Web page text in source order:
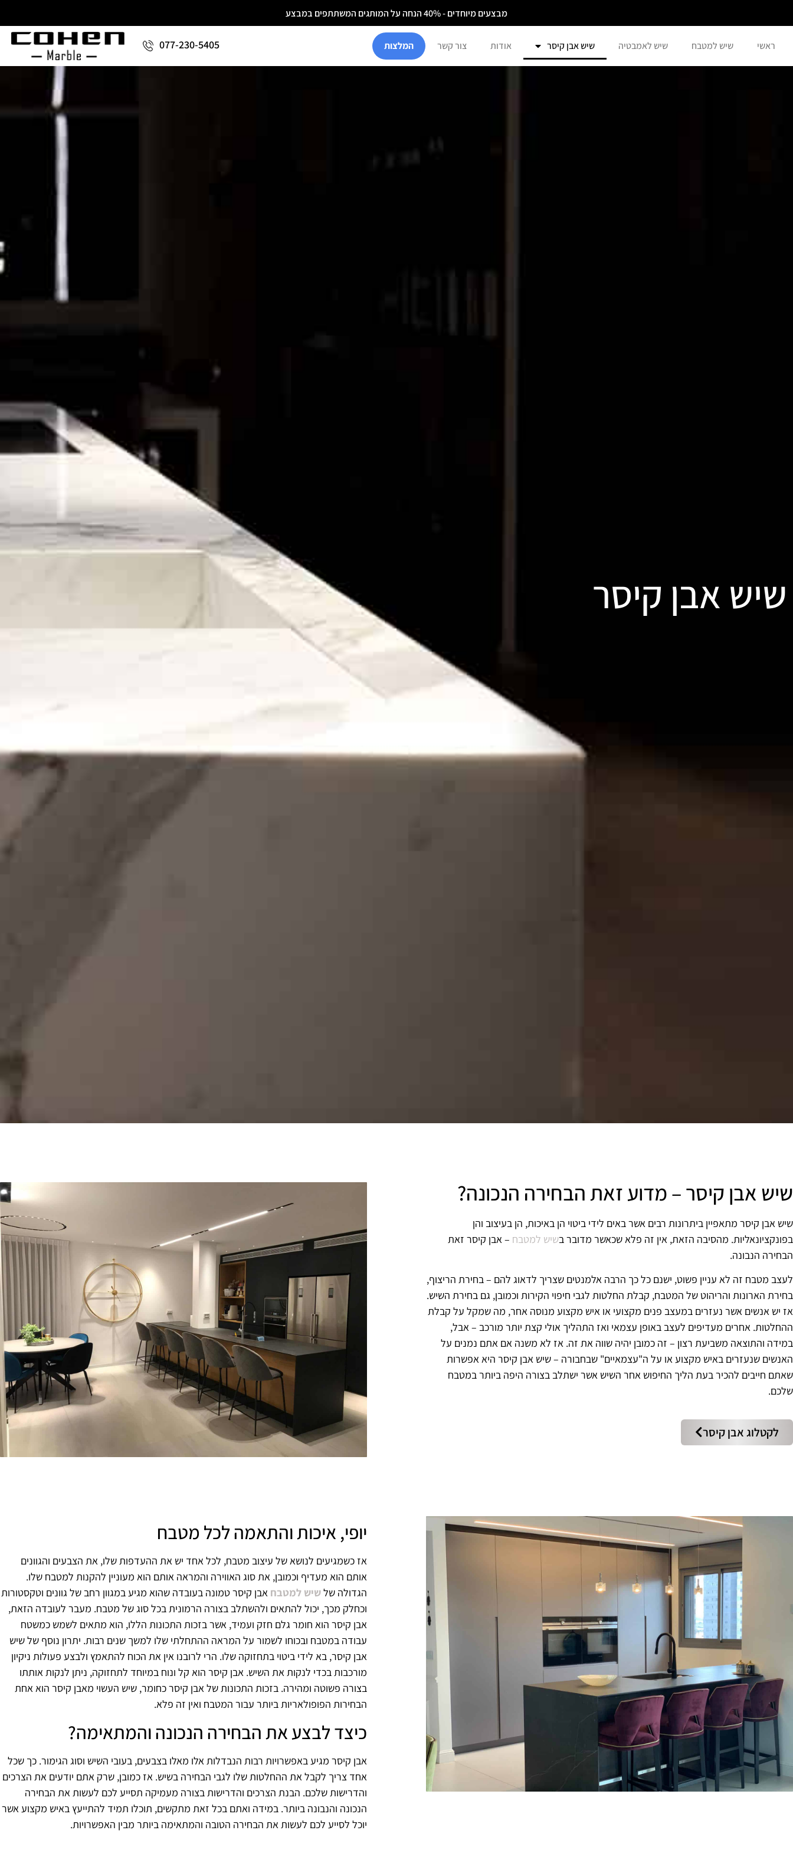
מבצעים מיוחדים - 40% הנחה על המותגים המשתתפים במבצע
ראשי שיש למטבח שיש לאמבטיה שיש אבן קיסר אודות צור קשר המלצות 077-230-5405
שיש אבן קיסר
שיש אבן קיסר – מדוע זאת הבחירה הנכונה?
שיש אבן קיסר מתאפיין ביתרונות רבים אשר באים לידי ביטוי הן באיכות, הן בעיצוב והן
בפונקציונאליות. מהסיבה הזאת, אין זה פלא שכאשר מדובר בשיש למטבח – אבן קיסר זאת
הבחירה הנבונה.
לעצב מטבח זה לא עניין פשוט, ישנם כל כך הרבה אלמנטים שצריך לדאוג להם – בחירת הריצוף,
בחירת הארונות והריהוט של המטבח, קבלת החלטות לגבי חיפוי הקירות וכמובן, גם בחירת השיש.
אז יש אנשים אשר נעזרים במעצב פנים מקצועי או איש מקצוע מנוסה אחר, מה שמקל על קבלת
ההחלטות. אחרים מעדיפים לעצב באופן עצמאי ואז התהליך אולי קצת יותר מורכב – אבל,
במידה והתוצאה משביעת רצון – זה כמובן יהיה שווה את זה. אז לא משנה אם אתם נמנים על
האנשים שנעזרים באיש מקצוע או על ה"עצמאיים" שבחבורה – שיש אבן קיסר היא אפשרות
שאתם חייבים להכיר בעת הליך החיפוש אחר השיש אשר ישתלב בצורה היפה ביותר במטבח
שלכם.
לקטלוג אבן קיסר
יופי, איכות והתאמה לכל מטבח
אז כשמגיעים לנושא של עיצוב מטבח, לכל אחד יש את ההעדפות שלו, את הצבעים והגוונים
אותם הוא מעדיף וכמובן, את סוג האווירה והמראה אותם הוא מעוניין להקנות למטבח שלו.
הגדולה שלשיש למטבח אבן קיסר טמונה בעובדה שהוא מגיע במגוון רחב של גוונים וטקסטורות
וכחלק מכך, יכול להתאים ולהשתלב בצורה הרמונית בכל סוג של מטבח. מעבר לעובדה הזאת,
אבן קיסר הוא חומר גלם חזק ועמיד, אשר בזכות התכונות הללו, הוא מתאים לשמש כמשטח
עבודה במטבח ובכוחו לשמור על המראה ההתחלתי שלו למשך שנים רבות. יתרון נוסף של שיש
אבן קיסר, בא לידי ביטוי בתחזוקה שלו. הרי לרובנו אין את הכוח להתאמץ ולבצע פעולות ניקיון
מורכבות בכדי לנקות את השיש. אבן קיסר הוא קל ונוח במיוחד לתחזוקה, ניתן לנקות אותתו
בצורה פשוטה ומהירה. בזכות התכונות של אבן קיסר כחומר, שיש העשוי מאבן קיסר הוא אחת
הבחירות הפופולאריות ביותר עבור המטבח ואין זה פלא.
כיצד לבצע את הבחירה הנכונה והמתאימה?
אבן קיסר מגיע באפשרויות רבות הנבדלות אלו מאלו בצבעים, בעובי השיש וסוג הגימור. כך שכל
אחד צריך לקבל את ההחלטות שלו לגבי הבחירה בשיש. אז כמובן, שרק אתם יודעים את הצרכים
והדרישות שלכם. הבנת הצרכים והדרישות בצורה מעמיקה תסייע לכם לעשות את הבחירה
הנכונה והנבונה ביותר. במידה ואתם בכל זאת מתקשים, תוכלו תמיד להתייעץ באיש מקצוע אשר
יוכל לסייע לכם לעשות את הבחירה הטובה והמתאימה ביותר מבין האפשרויות.